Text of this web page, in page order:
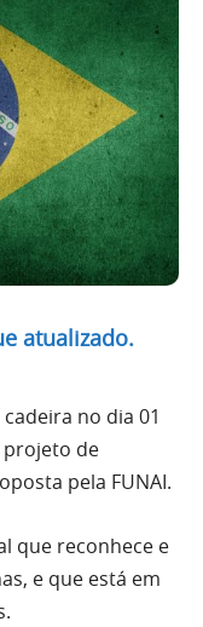
atualizado.
no dia 01
projeto de
pela FUNAI.
que reconhece e
e que está em